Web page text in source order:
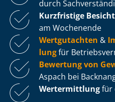
durch
Kurzfristige
am Wochenende
Wertgutachten &
lungfür
Bewertung von
Aspach bei
Wertermittlungfür